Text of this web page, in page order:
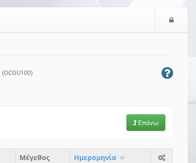
(OCGU100)
Επάνω
Μέγεθος
Ημερομηνία